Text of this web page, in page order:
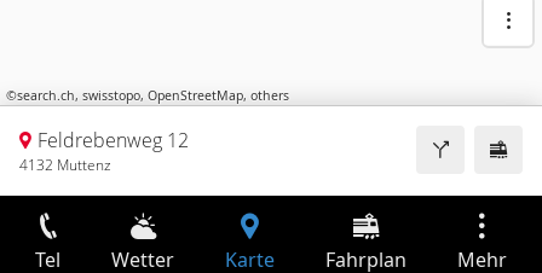
©search.ch, swisstopo, OpenStreetMap, others
Feldrebenweg 12
4132 Muttenz
Tel Wetter Karte Fahrplan Mehr